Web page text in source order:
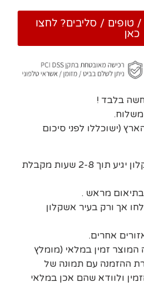
/ טופים / סליבים? לחצו
כאן
בלבד !
משלוח.
(ישוכללו לפני סיכום
*משלוחי בלונים בעיר אשקלון יגיע תוך 2-8 שעות מקבלת
בתיאום מראש .
אך ורק בעיר אשקלון
אחרים.
המוצר זמין במלאי (מומלץ
ההזמנה עם תמונה של
ולוודא שהם אכן במלאי